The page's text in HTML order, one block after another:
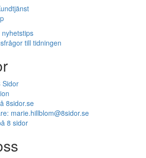
till tidningen
Sidor
8sidor.se
marie.hillblom@8sidor.se
8 sidor